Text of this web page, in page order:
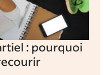
: pourquoi